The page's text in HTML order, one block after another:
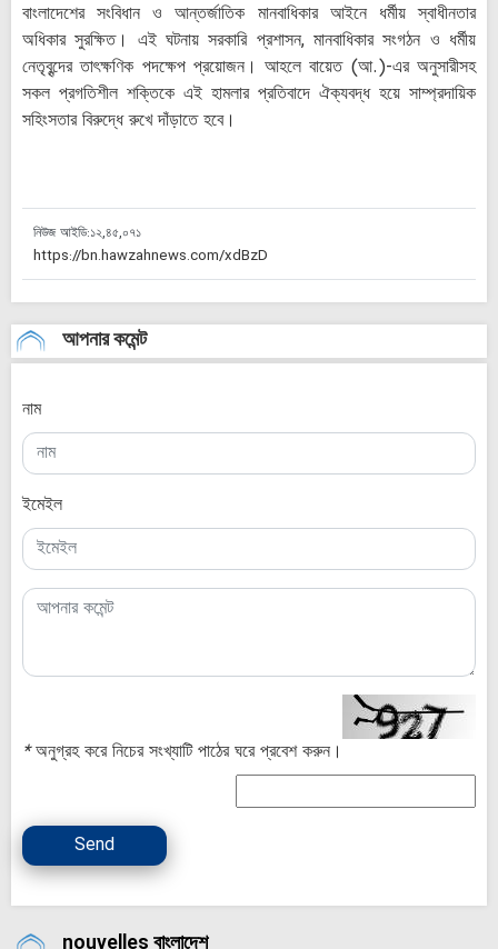
বাংলাদেশের সংবিধান ও আন্তর্জাতিক মানবাধিকার আইনে ধর্মীয় স্বাধীনতার
অধিকার সুরক্ষিত। এই ঘটনায় সরকারি প্রশাসন, মানবাধিকার সংগঠন ও ধর্মীয়
নেতৃবৃন্দের তাৎক্ষণিক পদক্ষেপ প্রয়োজন। আহলে বায়েত (আ.)-এর অনুসারীসহ
সকল প্রগতিশীল শক্তিকে এই হামলার প্রতিবাদে ঐক্যবদ্ধ হয়ে সাম্প্রদায়িক
সহিংসতার বিরুদ্ধে রুখে দাঁড়াতে হবে।
নিউজ আইডি:১২,৪৫,০৭১
আপনার কমেন্ট
নাম
ইমেইল
*অনুগ্রহ করে নিচের সংখ্যাটি পাঠের ঘরে প্রবেশ করুন।
Send